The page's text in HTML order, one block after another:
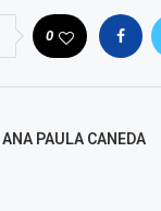
0
ANA PAULA CANEDA